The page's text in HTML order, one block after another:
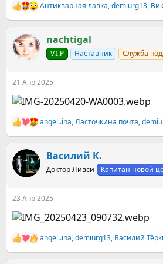
Р
е
к
ц
и
Антикварная лавка,demiurg13,
nachtigal
V.I.P Наставник Служба
21 Апр 2025
Р
е
к
ц
и
angel..ina,Ласточкина почта,
Василий К.
Доктор Ливси Капитан новой
23 Апр 2025
Р
е
angel..ina,demiurg13, Василий